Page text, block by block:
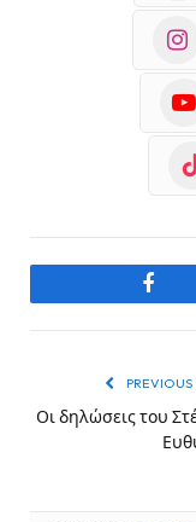
Οι δηλώσεις του